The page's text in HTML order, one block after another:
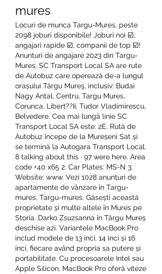
mures
Locuri de munca Targu-Mures, peste
2098 joburi disponibile! Joburi noi ☑️,
angajari rapide ☑️, companii de top ☑️!
Anunturi de angajare 2023 din Targu-
Mures. SC Transport Local SA are rute
de Autobuz care operează de-a lungul
orașului Târgu Mureş, inclusiv: Budai
Nagy Antal, Centru, Targu Mures,
Corunca, Libert??Ii, Tudor Vladimirescu,
Belvedere. Cea mai lungă linie SC
Transport Local SA este: 2E. Rută de
Autobuz începe de la Mureșeni Sat și
se termină la Autogara Transport Local.
8 talking about this · 97 were here. Area
code +40 x65 2: Car Plates: MS-N 3:
Website: www. Vezi 1028 anunțuri de
apartamente de vânzare în Targu-
mures, Targu-mures. Găsești această
proprietate și multe altele în Mures pe
Storia. Darko Zsuzsanna în Târgu Mureș
deschise azi. Variantele MacBook Pro
includ modele de 13 inci, 14 inci și 16
inci, fiecare având propria sa putere și
portabilitate. Cu procesoarele Intel sau
Apple Silicon, MacBook Pro oferă viteze